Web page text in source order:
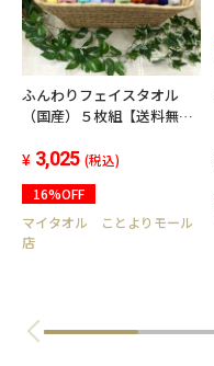
ふんわりフェイスタオル
（国産）５枚組【送料無
3,025 (税込)
16%OFF
マイタオル ことよりモール
店